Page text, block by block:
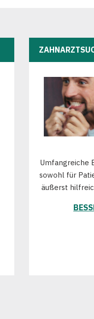
Umfangreiche
sowohl für
äußerst